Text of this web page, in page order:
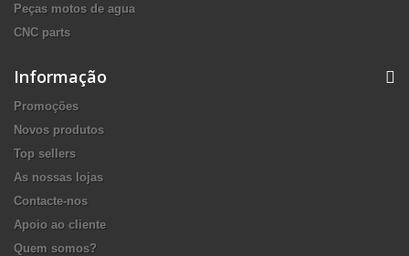
Peças motos de agua
CNC parts
Informação
Promoções
Novos produtos
Top sellers
As nossas lojas
Contacte-nos
Apoio ao cliente
Quem somos?